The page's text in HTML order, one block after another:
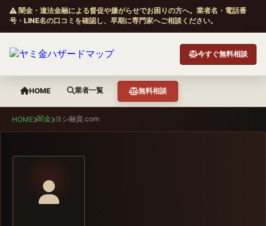
闇金・違法金融による督促や嫌がらせでお困りの方へ。業者名・電話番
号・LINE名の口コミを確認し、早期に専門家へご相談ください。
今すぐ無料相談
HOME 業者一覧 無料相談
HOME 闇金 ヨシ融資.com